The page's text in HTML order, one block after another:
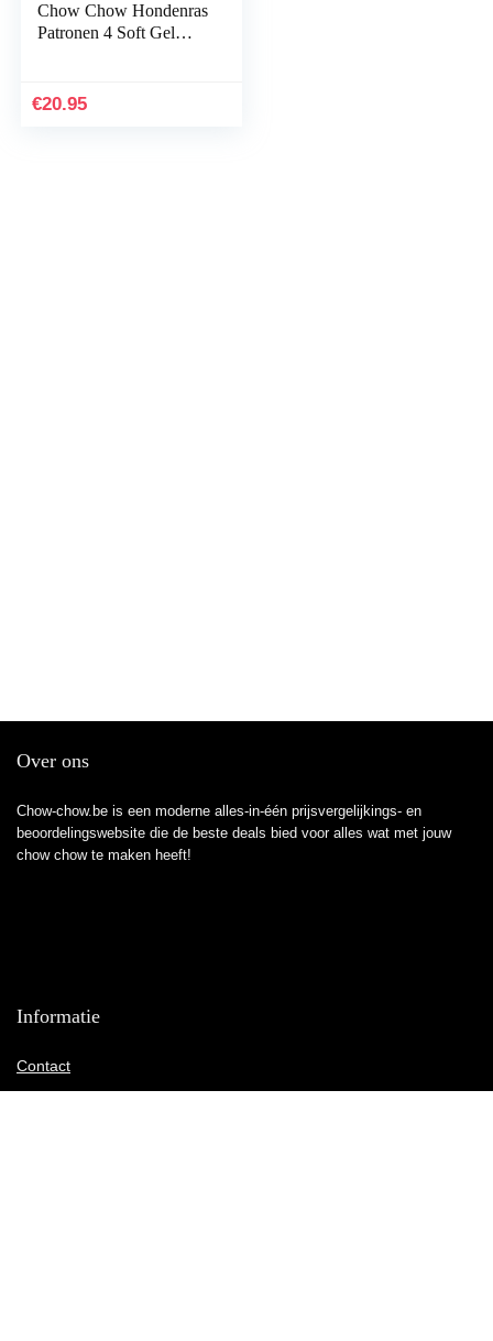
Chow Chow Hondenras
Patronen 4 Soft Gel
2019/2020/2021
€20.95
Over ons
Chow-chow.be is een moderne alles-in-één prijsvergelijkings- en
beoordelingswebsite die de beste deals bied voor alles wat met jouw
chow chow te maken heeft!
Informatie
Contact
Klantenservice